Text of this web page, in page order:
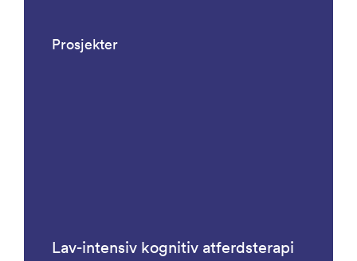
Prosjekter
Lav-intensiv kognitiv atferdsterapi